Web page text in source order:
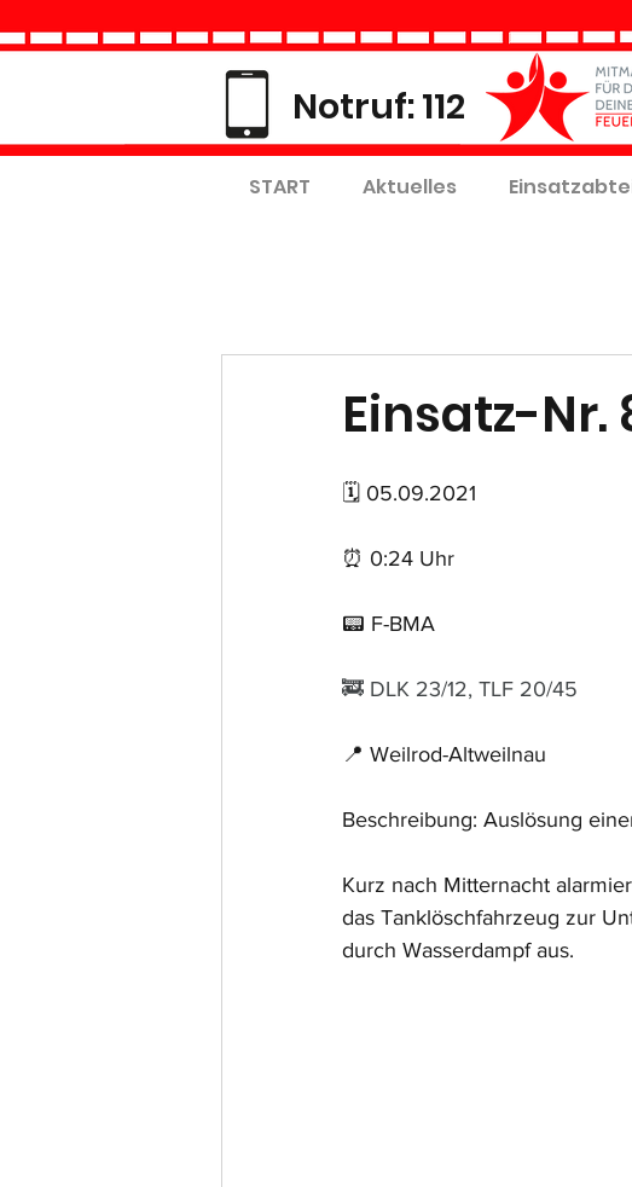
Notruf: 112
START Aktuelles
Einsatz-Nr.
🗓 05.09.2021
⏰ 0:24 Uhr
📟 F-BMA
🚒 DLK 23/12, TLF 20/45
📍 Weilrod-Altweilnau
Beschreibung: Auslösung
Kurz nach Mitternacht
das Tanklöschfahrzeug zur
durch Wasserdampf aus.